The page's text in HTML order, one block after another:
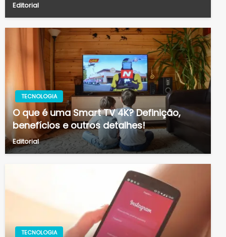
Editorial
TECNOLOGIA
O que é uma Smart TV 4K? Definição,
benefícios e outros detalhes!
Editorial
TECNOLOGIA